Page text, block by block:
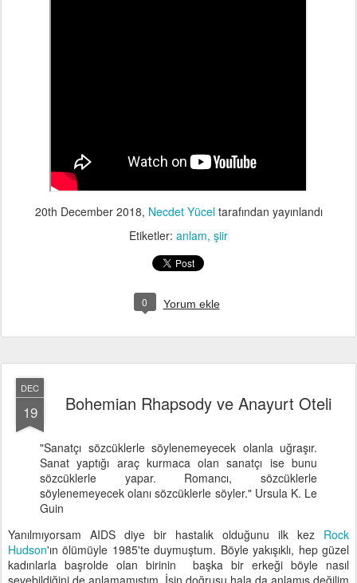
20th December 2018, Necdet Yüceltarafından yayınlandı
Etiketler: anlam şiir
0 Yorum ekle
DEC
19 Bohemian Rhapsody ve Anayurt Oteli
"Sanatçı sözcüklerle söylenemeyecek olanla uğraşır.
Sanat yaptığı araç kurmaca olan sanatçı ise bunu
sözcüklerle yapar. Romancı, sözcüklerle
söylenemeyecek olanı sözcüklerle söyler." Ursula K. Le
Guin
Yanılmıyorsam AIDS diye bir hastalık olduğunu ilk kez Rock
Hudson'ın ölümüyle 1985'te duymuştum. Böyle yakışıklı, hep güzel
kadınlarla başrolde olan birinin başka bir erkeği böyle nasıl
sevebildiğini de anlamamıştım. İşin doğrusu hala da anlamış değilim